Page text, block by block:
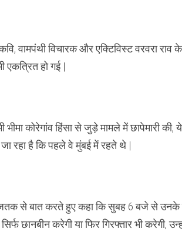
वामपंथी विचारक और एक्टिविस्ट वरवरा राव
एकत्रित हो गई |
कोरेगांव हिंसा से जुड़े मामले में छापेमारी की,
जा रहा है कि पहले वे मुंबई में रहते थे |
से बात करते हुए कहा कि सुबह 6 बजे से उनके
छानबीन करेगी या फिर गिरफ्तार भी करेगी,